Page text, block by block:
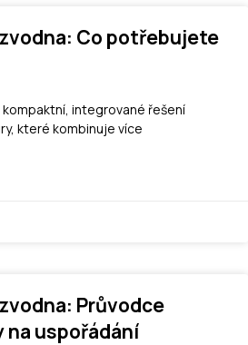
Co potřebujete
integrované řešení
které kombinuje více
Průvodce
uspořádání